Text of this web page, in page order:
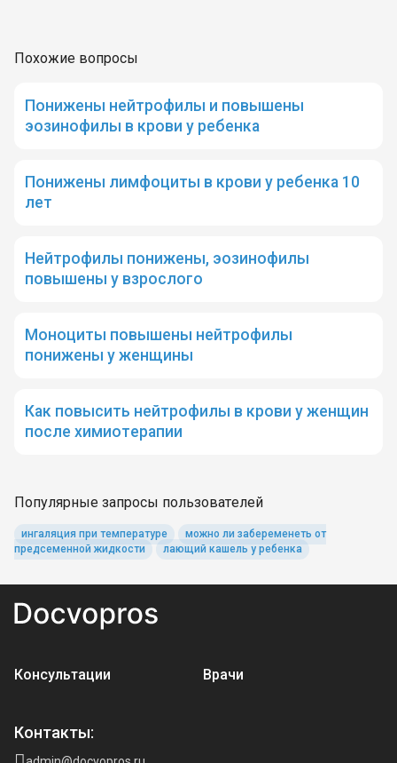
Похожие вопросы
Понижены нейтрофилы и повышены
эозинофилы в крови у ребенка
Понижены лимфоциты в крови у ребенка 10
лет
Нейтрофилы понижены, эозинофилы
повышены у взрослого
Моноциты повышены нейтрофилы
понижены у женщины
Как повысить нейтрофилы в крови у женщин
после химиотерапии
Популярные запросы пользователей
ингаляция при температуре
можно ли забеременеть от
предсеменной жидкости
лающий кашель у ребенка
Консультации Врачи
Контакты: